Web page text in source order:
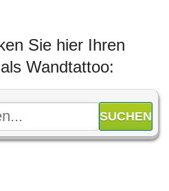
Sie hier Ihren
als Wandtattoo: